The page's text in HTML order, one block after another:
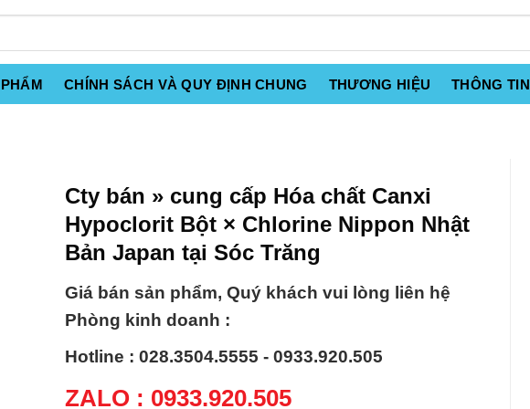
CHÍNH SÁCH VÀ QUY ĐỊNH CHUNG THƯƠNG HIỆU THÔNG TIN
Cty bán » cung cấp Hóa chất Canxi
Hypoclorit Bột × Chlorine Nippon Nhật
Bản Japan tại Sóc Trăng
Giá bán sản phẩm, Quý khách vui lòng liên hệ
Phòng kinh doanh :
Hotline : 028.3504.5555 - 0933.920.505
ZALO : 0933.920.505